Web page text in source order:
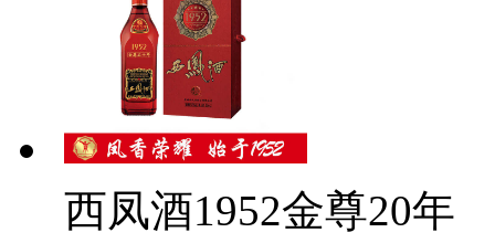
西凤酒1952金尊20年